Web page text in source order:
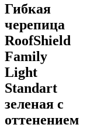
Гибкая
черепица
RoofShield
Family
Light
Standart
зеленая с
оттенением